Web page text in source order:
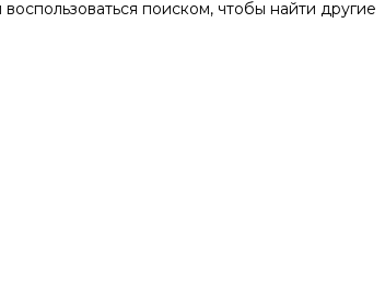
поиском, чтобы найти другие